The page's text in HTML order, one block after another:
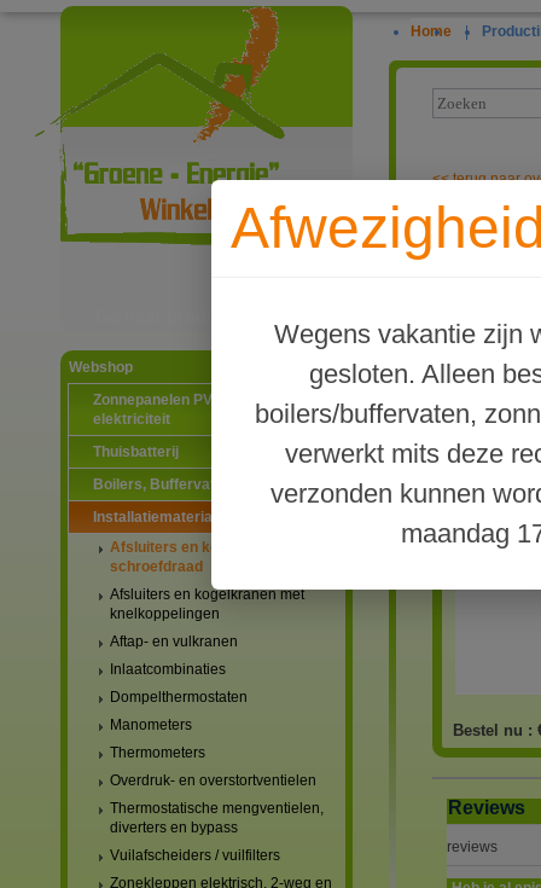
Webshop
Zonnepanelen PV-systemen
elektriciteit
Thuisbatterij
Boilers, Buffervaten en toebehoren
Installatiematerialen
Afsluiters en kogelkranen met
schroefdraad
Afsluiters en kogelkranen met
knelkoppelingen
Aftap- en vulkranen
Inlaatcombinaties
Dompelthermostaten
Manometers
Thermometers
Overdruk- en overstortventielen
Thermostatische mengventielen,
diverters en bypass
Vuilafscheiders / vuilfilters
Zonekleppen elektrisch, 2-weg en
Home |
Wegens vakantie zijn
gesloten. Alleen
boilers/buffervaten,
verwerkt mits deze
verzonden kunnen
maandag
<<terug naar
Kogelkraan
Bestel nu :
Reviews
reviews